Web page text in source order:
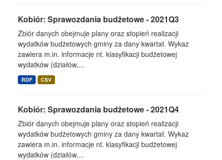
Kobiór: Sprawozdania budżetowe - 2021Q3
Zbiór danych obejmuje plany oraz stopień realizacji
wydatków budżetowych gminy za dany kwartał. Wykaz
zawiera m.in. informacje nt. klasyfikacji budżetowej
wydatków (działów,...
RDF CSV
Kobiór: Sprawozdania budżetowe - 2021Q4
Zbiór danych obejmuje plany oraz stopień realizacji
wydatków budżetowych gminy za dany kwartał. Wykaz
zawiera m.in. informacje nt. klasyfikacji budżetowej
wydatków (działów,...